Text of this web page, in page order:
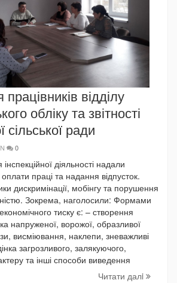
відділу
обліку та звітності
ради
0
діяльності надали
праці та надання відпусток.
дискримінації, мобінгу та порушення
Зокрема, наголосили: Формами
тиску є: – створення
напруженої, ворожої, образливої
висміювання, наклепи, зневажливі
загрозливого, залякуючого,
та інші способи виведення
Читати далi